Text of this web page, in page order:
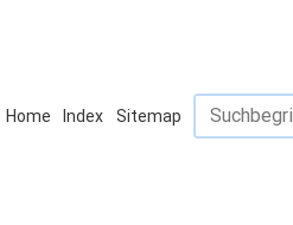
METANAVIGATION
Home Index Sitemap Suchbegriff